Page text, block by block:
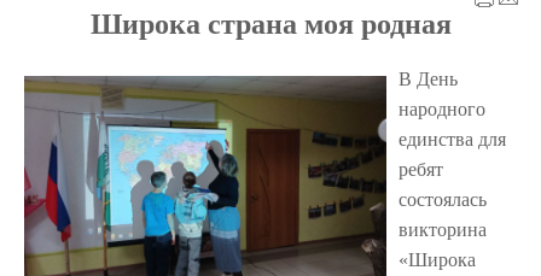
Широка страна моя родная
В День
народного
единства для
ребят
состоялась
викторина
«Широка